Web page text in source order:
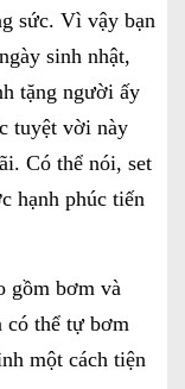
sức. Vì vậy bạn
sinh nhật,
tặng người ấy
tuyệt vời này
Có thể nói, set
hạnh phúc tiến
gồm bơm và
có thể tự bơm
một cách tiện